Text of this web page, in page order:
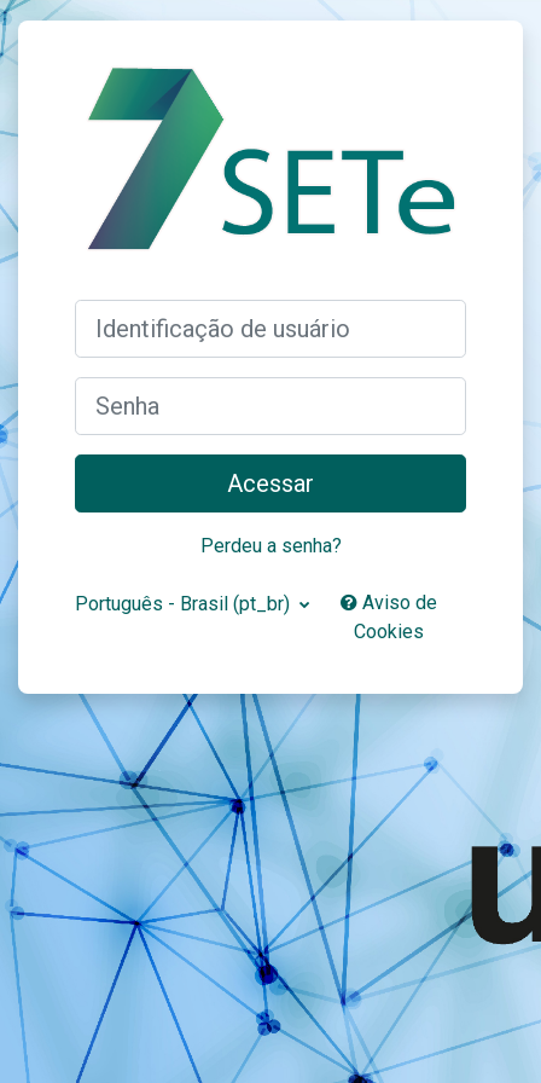
Ir para o conteúdo principal
Identificação de usuário
Acessar
Perdeu a senha?
Português - Brasil ‎(pt_br)‎
Aviso de
Cookies